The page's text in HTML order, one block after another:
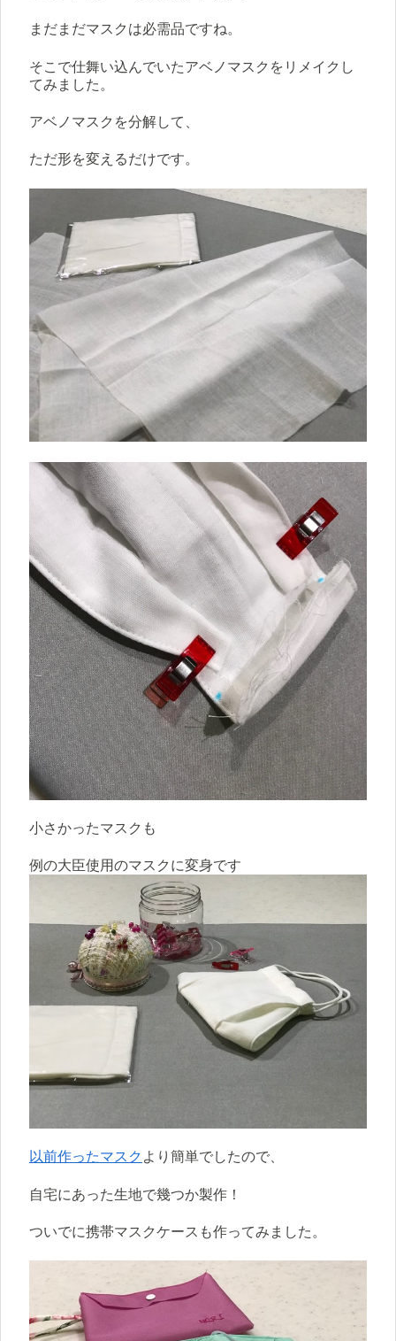
まだまだマスクは必需品ですね。
そこで仕舞い込んでいたアベノマスクをリメイクし
てみました。
アベノマスクを分解して、
ただ形を変えるだけです。
小さかったマスクも
例の大臣使用のマスクに変身です
以前作ったマスク より簡単でしたので、
自宅にあった生地で幾つか製作！
ついでに携帯マスクケースも作ってみました。